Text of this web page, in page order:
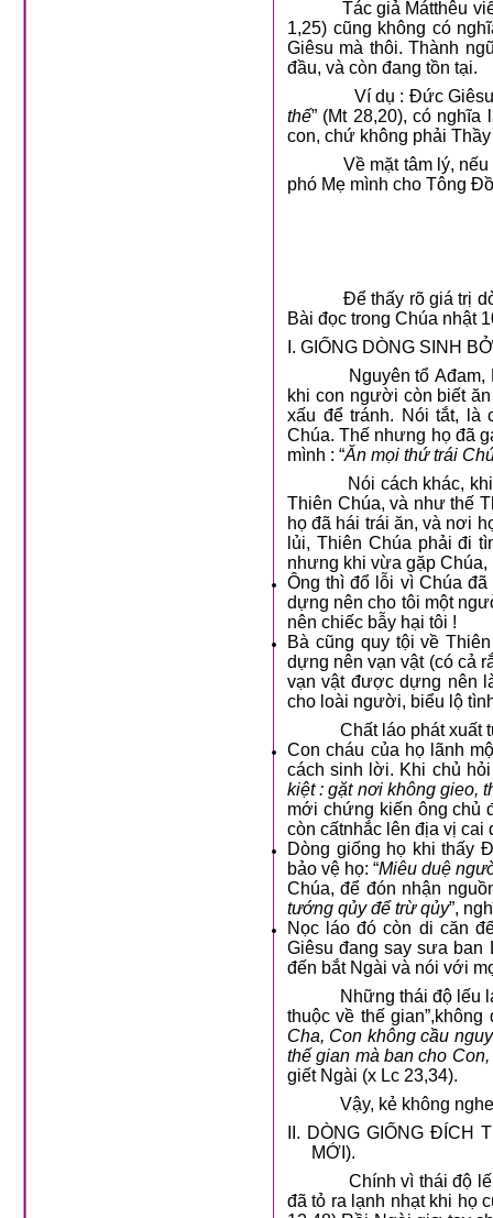
Tác giả Mátthêu viết
1,25) cũng không có
Giêsu mà thôi. Thành
đầu, và còn đang tồn tại.
Ví dụ : Đức Giêsu
thế” (Mt 28,20), có
con, chứ không phải
Về mặt tâm lý, nếu
phó Mẹ mình cho Tông
Để thấy rõ giá trị
Bài đọc trong Chúa nhật
I. GIỐNG DÒNG SINH
Nguyên tổ Ađam,
khi con người còn biết
xấu để tránh. Nói tắt,
Chúa. Thế nhưng họ đã
mình : “Ăn mọi thứ trái
Nói cách khác, khi
Thiên Chúa, và như thế
họ đã hái trái ăn, và nơi
lủi, Thiên Chúa phải đi
nhưng khi vừa gặp Chúa,
Ông thì đổ lỗi vì Chúa
dựng nên cho tôi một
nên chiếc bẫy hại tôi !
Bà cũng quy tội về
dựng nên vạn vật (có cả
vạn vật được dựng nên
cho loài người, biểu lộ
Chất láo phát xuất từ
Con cháu của họ lãnh
cách sinh lời. Khi chủ
kiệt : gặt nơi không gieo,
mới chứng kiến ông chủ
còn cấtnhắc lên địa vị cai
Dòng giống họ khi thấy
bảo vệ họ: “Miêu duệ
Chúa, để đón nhận
tướng qủy để trừ qủy”,
Nọc láo đó còn di căn
Giêsu đang say sưa
đến bắt Ngài và nói với
Những thái độ lếu láo
thuộc về thế
Cha, Con không cầu
thế gian mà ban cho
giết Ngài (x Lc 23,34).
Vậy, kẻ không nghe
II. DÒNG GIỐNG
MỚI).
Chính vì thái độ lếu
đã tỏ ra lạnh nhạt khi họ